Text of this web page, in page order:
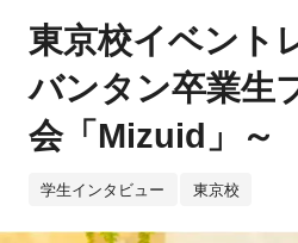
東京校イベント
バンタン卒業生
会「Mizuid」～
学生インタビュー 東京校